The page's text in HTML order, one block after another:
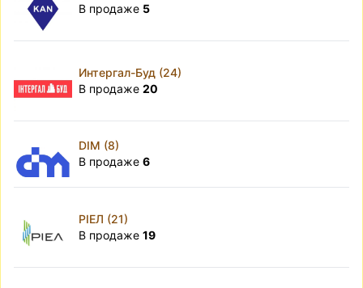
В продаже 5
Интергал-Буд (24)
В продаже 20
DIM (8)
В продаже 6
РІЕЛ (21)
В продаже 19